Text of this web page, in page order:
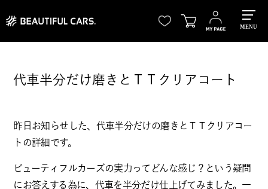
MENU
代車半分だけ磨きとＴＴクリアコート
昨日お知らせした、代車半分だけの磨きとＴＴクリアコー
トの詳細です。
ビューティフルカーズの実力ってどんな感じ？という疑問
にお答えする為に、代車を半分だけ仕上げてみました。一